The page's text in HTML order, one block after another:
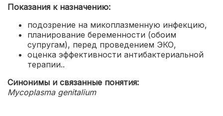
Показания к назначению:
подозрение на микоплазменную инфекцию,
планирование беременности (обоим
супругам), перед проведением ЭКО,
оценка эффективности антибактериальной
терапии..
Синонимы и связанные понятия:
Mycoplasma genitalium